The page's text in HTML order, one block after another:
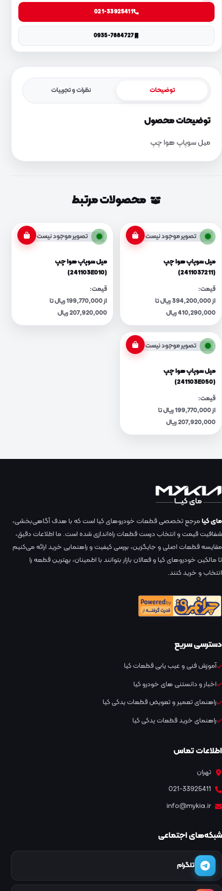
021-33925411
0935-7884727
توضیحات نظرات و تجربیات
توضیحات محصول
میل سوپاپ هوا چپ
محصولات مرتبط
تصویر موجود نیست
میل سوپاپ هوا چپ
(2411037211)
قیمت:
از 394,200,000 ریال تا
410,290,000 ریال
تصویر موجود نیست
میل سوپاپ هوا چپ
(241103E010)
قیمت:
از 199,770,000 ریال تا
207,920,000 ریال
تصویر موجود نیست
میل سوپاپ هوا چپ
(241103E050)
قیمت:
از 199,770,000 ریال تا
207,920,000 ریال
مای کیامرجع تخصصی قطعات خودروهای کیا است که با هدف آگاهی‌بخشی،
شفافیت قیمت و انتخاب درست قطعات راه‌اندازی شده است. ما اطلاعات دقیق،
مقایسه قطعات اصلی و جایگزین، بررسی کیفیت و راهنمایی خرید ارائه می‌کنیم
تا مالکین خودروهای کیا و فعالان بازار بتوانند با اطمینان، بهترین قطعه را
انتخاب و خرید کنند.
دسترسی سریع
آموزش فنی و عیب یابی قطعات کیا
اخبار و دانستنی های خودرو کیا
راهنمای تعمیر و تعویض قطعات یدکی کیا
راهنمای خرید قطعات یدکی کیا
اطلاعات تماس
تهران
021-33925411
info@mykia.ir
شبکه‌های اجتماعی
تلگرام